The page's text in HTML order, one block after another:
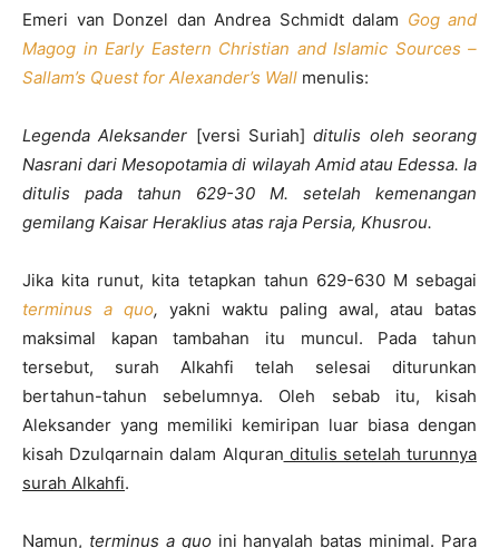
Emeri van Donzel dan Andrea Schmidt dalam Gog and
Magog in Early Eastern Christian and Islamic Sources –
Sallam’s Quest for Alexander’s Wall menulis:
Legenda Aleksander [versi Suriah] ditulis oleh seorang
Nasrani dari Mesopotamia di wilayah Amid atau Edessa. Ia
ditulis pada tahun 629-30 M. setelah kemenangan
gemilang Kaisar Heraklius atas raja Persia, Khusrou.
Jika kita runut, kita tetapkan tahun 629-630 M sebagai
terminus a quo, yakni waktu paling awal, atau batas
maksimal kapan tambahan itu muncul. Pada tahun
tersebut, surah Alkahfi telah selesai diturunkan
bertahun-tahun sebelumnya. Oleh sebab itu, kisah
Aleksander yang memiliki kemiripan luar biasa dengan
kisah Dzulqarnain dalam Alquran ditulis setelah turunnya
surah Alkahfi.
Namun, terminus a quoini hanyalah batas minimal. Para